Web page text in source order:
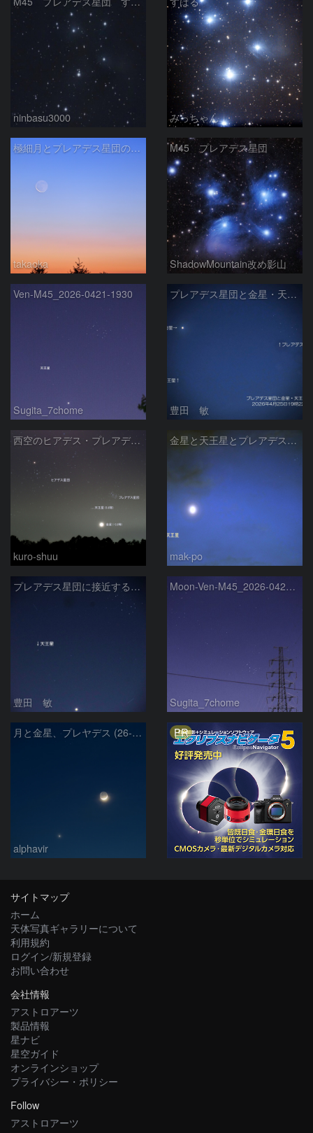
ninbasu3000 みっちゃん
極細月とプレアデス星団の接近
takaoka
M45 プレアデス星団
ShadowMountain改め影山
Ven-M45_2026-0421-1930
Sugita_7chome
プレアデス星団と金星・天王星の接近 2026/4/25
豊田 敏
西空のヒアデス・プレアデス星団と金星(-3.9等)・天王星(5.8等) (2026/04/21)
kuro-shuu
金星と天王星とプレアデス星団の接近
mak-po
プレアデス星団に接近する金星と天王星 2026/4/21
豊田 敏
Moon-Ven-M45_2026-0420-1937
Sugita_7chome
月と金星、プレヤデス (26-04-19)
alphavir
PR
サイトマップ
ホーム
天体写真ギャラリーについて
利用規約
ログイン/新規登録
お問い合わせ
会社情報
アストロアーツ
製品情報
星ナビ
星空ガイド
オンラインショップ
プライバシー・ポリシー
Follow
アストロアーツ